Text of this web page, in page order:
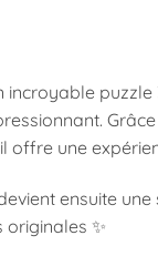
offre une
ensuite
✨